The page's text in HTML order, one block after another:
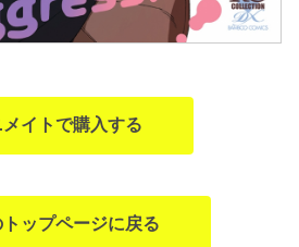
メイトで購入する
ップページに戻る